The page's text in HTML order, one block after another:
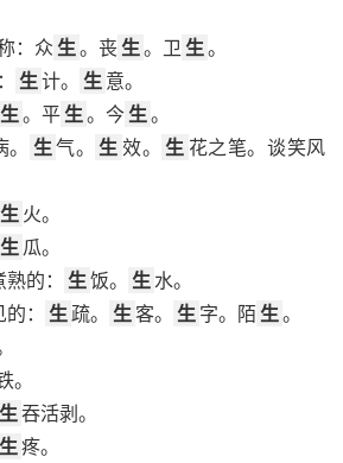
：众 生。丧生。卫 生。
生计。 生意。
生。平生。今生。
生气。 生效。 生 花之笔。谈笑风
生火。
生瓜。
的：
生饭。 生水。
：
生疏。 生客。 生字。陌生。
。
生吞活剥。
生疼。